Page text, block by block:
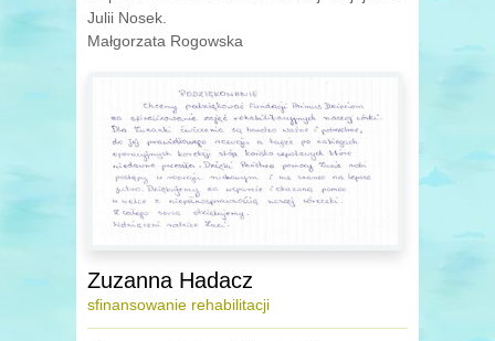
Julii Nosek.
Małgorzata Rogowska
Zuzanna Hadacz
sfinansowanie rehabilitacji